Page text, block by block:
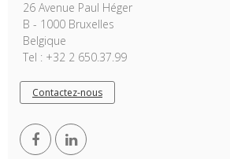
26 Avenue Paul Héger
B - 1000 Bruxelles
Belgique
Tel : +32 2 650.37.99
Contactez-nous